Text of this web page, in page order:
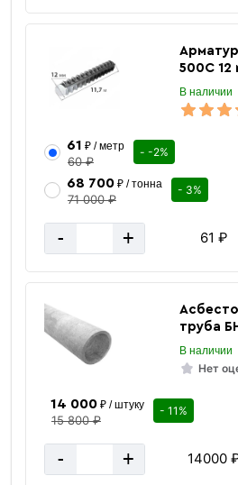
500С 12
В наличии
61 ₽ / метр
60 ₽
- -2%
68 700₽ / тонна
71 000 ₽
- 3%
- + 61 ₽
труба
В наличии
Нет
14 000₽ / штуку
15 800 ₽
- 11%
- + 14000
балка